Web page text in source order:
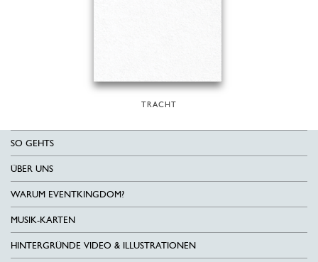
TRACHT
SO GEHTS
ÜBER UNS
WARUM EVENTKINGDOM?
MUSIK-KARTEN
HINTERGRÜNDE VIDEO & ILLUSTRATIONEN